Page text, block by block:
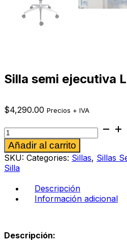
Silla semi ejecutiva
$4,290.00 Precios + IVA
Silla
semi
ejecutiva
Lumi
plata
cantidad
Añadir al carrito
SKU: Categories: Sillas, Sillas
Silla
Descripción
Información adicional
Descripción: